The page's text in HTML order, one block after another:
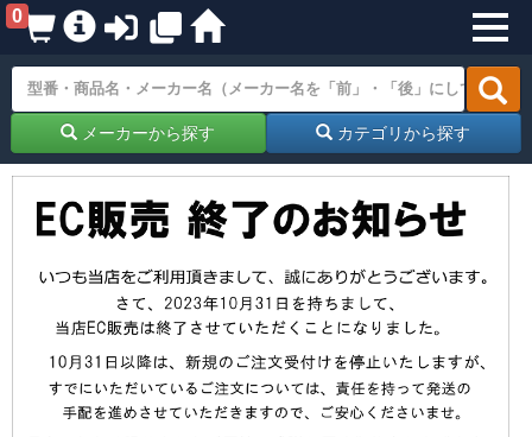
0
メーカーから探す カテゴリから探す